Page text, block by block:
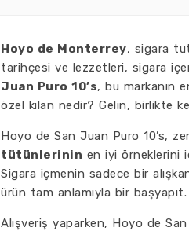
Hoyo de Monterrey, sigara
tarihçesi ve lezzetleri, sigara
Juan Puro 10’s, bu markanın
özel kılan nedir? Gelin, birlikte
Hoyo de San Juan Puro 10’s,
tütünlerinin en iyi örneklerini
Sigara içmenin sadece bir
ürün tam anlamıyla bir başyapıt.
Alışveriş yaparken, Hoyo de